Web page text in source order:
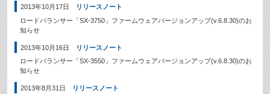
2013年10月17日
リリースノート
ロードバランサー「SX-3750」ファームウェアバージョンアップ(v.6.8.30)のお
知らせ
2013年10月16日
リリースノート
ロードバランサー「SX-3550」ファームウェアバージョンアップ(v.6.8.30)のお
知らせ
2013年8月31日
リリースノート